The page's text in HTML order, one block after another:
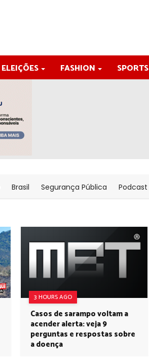
ELEIÇÕES FASHION SPORTS
Brasil Segurança Pública Podcast
3 HOURS AGO
Casos de sarampo voltam a
acender alerta: veja 9
perguntas e respostas sobre
a doença